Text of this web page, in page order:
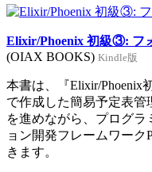
Elixir/Phoenix 初級③: フ
(OIAX BOOKS) Kindle版
本書は、『Elixir/Phoenix
で作成した簡易予定表管
を進めながら、プログラ
ョン開発フレームワーク
きます。